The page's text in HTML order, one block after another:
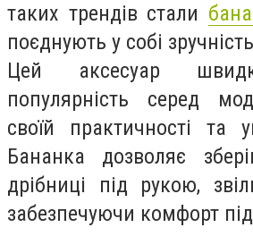
таких трендів стали
поєднують у собі
Цей аксесуар
популярність серед
своїй практичності та
Бананка дозволяє
дрібниці під рукою,
забезпечуючи комфорт